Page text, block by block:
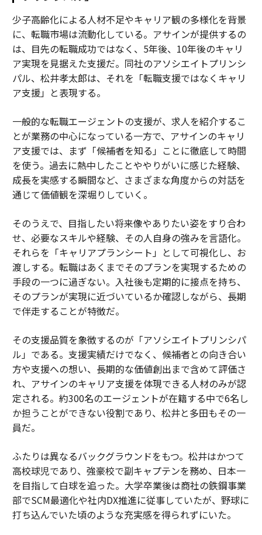
少子高齢化による人材不足やキャリア観の多様化を背景
に、転職市場は流動化している。アサインが提供するの
は、目先の転職成功ではなく、5年後、10年後のキャリ
ア実現を見据えた支援だ。同社のアソシエイトプリンシ
パル、松井孝太郎は、それを「転職支援ではなくキャリ
ア支援」と表現する。
一般的な転職エージェントの支援が、求人を紹介するこ
とが業務の中心になっている一方で、アサインのキャリ
ア支援では、まず「候補者を知る」ことに徹底して時間
を使う。過去に熱中したことややりがいに感じた経験、
成長を実感する瞬間など、さまざまな角度からの対話を
通じて価値観を深堀りしていく。
そのうえで、目指したい将来像やありたい姿をすり合わ
せ、必要なスキルや経験、その人自身の強みを言語化。
それらを「キャリアプランシート」として可視化し、お
渡しする。転職はあくまでそのプランを実現するための
手段の一つに過ぎない。入社後も定期的に接点を持ち、
そのプランが実現に近づいているか確認しながら、長期
で伴走することが特徴だ。
その支援品質を象徴するのが「アソシエイトプリンシパ
ル」である。支援実績だけでなく、候補者との向き合い
方や支援への想い、長期的な価値創出まで含めて評価さ
れ、アサインのキャリア支援を体現できる人材のみが認
定される。約300名のエージェントが在籍する中で6名し
か担うことができない役割であり、松井と多田もその一
員だ。
ふたりは異なるバックグラウンドをもつ。松井はかつて
高校球児であり、強豪校で副キャプテンを務め、日本一
を目指して白球を追った。大学卒業後は商社の鉄鋼事業
部でSCM最適化や社内DX推進に従事していたが、野球に
打ち込んでいた頃のような充実感を得られずにいた。